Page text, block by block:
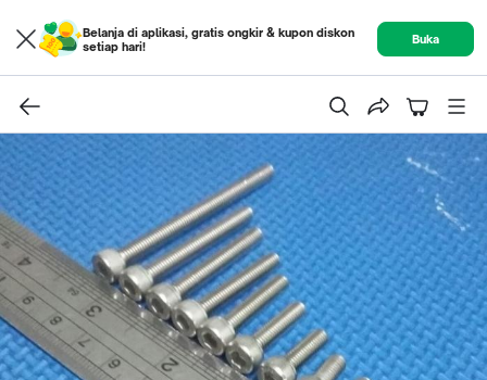
Belanja di aplikasi, gratis ongkir & kupon diskon
setiap hari!
Buka